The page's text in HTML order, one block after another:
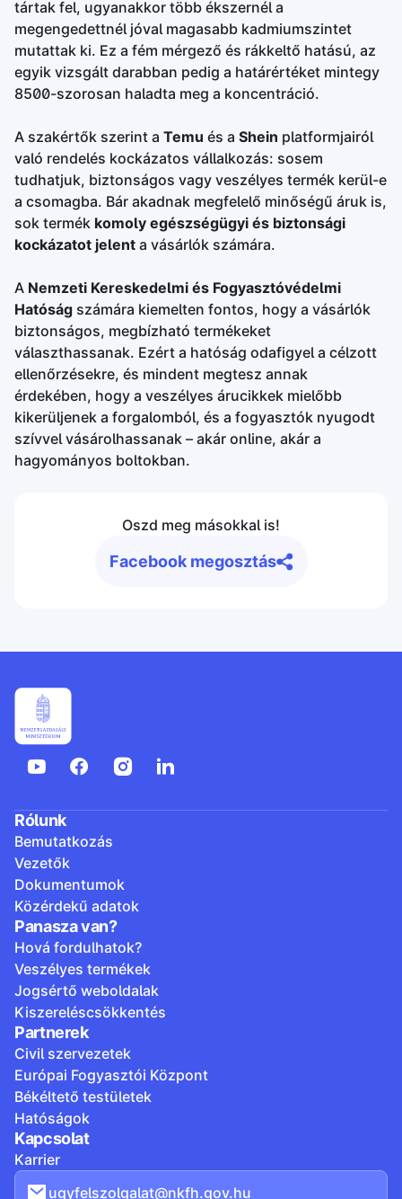
tártak fel, ugyanakkor több ékszernél a
megengedettnél jóval magasabb kadmiumszintet
mutattak ki. Ez a fém mérgező és rákkeltő hatású, az
egyik vizsgált darabban pedig a határértéket mintegy
8500-szorosan haladta meg a koncentráció.
A szakértők szerint a Temu és a Shein platformjairól
való rendelés kockázatos vállalkozás: sosem
tudhatjuk, biztonságos vagy veszélyes termék kerül-e
a csomagba. Bár akadnak megfelelő minőségű áruk is,
sok termék komoly egészségügyi és biztonsági
kockázatot jelent a vásárlók számára.
A Nemzeti Kereskedelmi és Fogyasztóvédelmi
Hatóság számára kiemelten fontos, hogy a vásárlók
biztonságos, megbízható termékeket
választhassanak. Ezért a hatóság odafigyel a célzott
ellenőrzésekre, és mindent megtesz annak
érdekében, hogy a veszélyes árucikkek mielőbb
kikerüljenek a forgalomból, és a fogyasztók nyugodt
szívvel vásárolhassanak – akár online, akár a
hagyományos boltokban.
Oszd meg másokkal is!
Facebook megosztás
Rólunk
Bemutatkozás
Vezetők
Dokumentumok
Közérdekű adatok
Panasza van?
Hová fordulhatok?
Veszélyes termékek
Jogsértő weboldalak
Kiszereléscsökkentés
Partnerek
Civil szervezetek
Európai Fogyasztói Központ
Békéltető testületek
Hatóságok
Kapcsolat
Karrier
ugyfelszolgalat@nkfh.gov.hu